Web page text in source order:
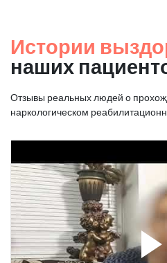
Истории
наших
Отзывы реальных людей о
наркологическом